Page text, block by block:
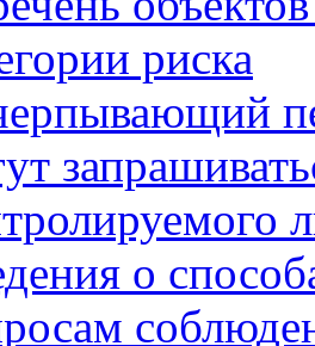
риска
о